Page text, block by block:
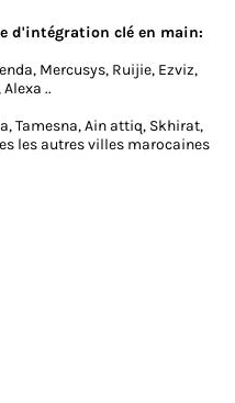
d'intégration clé en main:
Mercusys, Ruijie, Ezviz,
..
Tamesna, Ain attiq, Skhirat,
les autres villes marocaines